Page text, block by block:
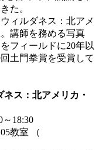
た。
ィルダネス：北アメ
講師を務める写真
フィールドに20年以
土門拳賞を受賞して
ネス：北アメリカ・
18:30
教室 （